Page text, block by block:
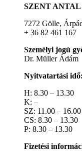
SZENT
7272 Gölle,
+ 36 82 461 167
Személyi jogú
Dr. Müller Ádám
Nyitvatartási idő:
H: 8.30 – 13.30
K: –
SZ: 11.00 – 16.00
CS: 8.30 – 13.30
P: 8.30 – 13.30
Fizetési